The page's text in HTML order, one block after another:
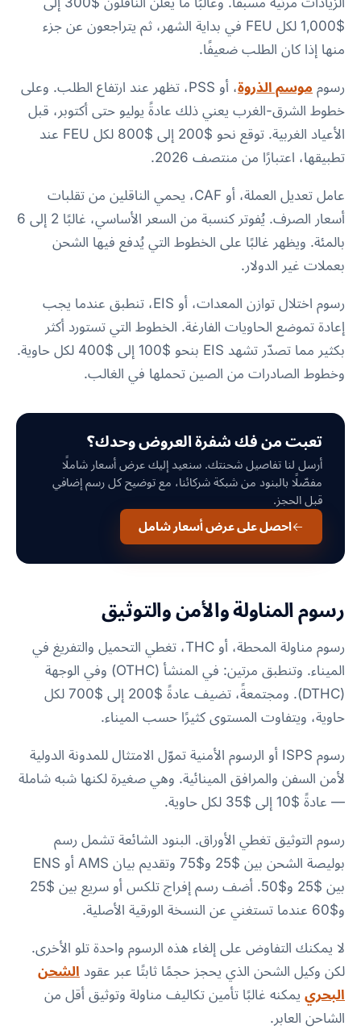
$1,000 لكل FEU في بداية الشهر، ثم يتراجعون عن جزء
منها إذا كان الطلب ضعيفًا.
رسوم موسم الذروة
، أو PSS، تظهر عند ارتفاع الطلب. وعلى
خطوط الشرق-الغرب يعني ذلك عادةً يوليو حتى أكتوبر، قبل
الأعياد الغربية. توقع نحو $200 إلى $800 لكل FEU عند
تطبيقها، اعتبارًا من منتصف 2026.
عامل تعديل العملة، أو CAF، يحمي الناقلين من تقلبات
أسعار الصرف. يُفوتر كنسبة من السعر الأساسي، غالبًا 2 إلى 6
بالمئة. ويظهر غالبًا على الخطوط التي يُدفع فيها الشحن
بعملات غير الدولار.
رسوم اختلال توازن المعدات، أو EIS، تنطبق عندما يجب
إعادة تموضع الحاويات الفارغة. الخطوط التي تستورد أكثر
بكثير مما تصدّر تشهد EIS بنحو $100 إلى $400 لكل حاوية.
وخطوط الصادرات من الصين تحملها في الغالب.
تعبت من فك شفرة العروض وحدك؟
أرسل لنا تفاصيل شحنتك. سنعيد إليك عرض أسعار شاملًا
مفصّلًا بالبنود من شبكة شركائنا، مع توضيح كل رسم إضافي
قبل الحجز.
احصل على عرض أسعار شامل
رسوم المناولة والأمن والتوثيق
رسوم مناولة المحطة، أو THC، تغطي التحميل والتفريغ في
الميناء. وتنطبق مرتين: في المنشأ (OTHC) وفي الوجهة
(DTHC). ومجتمعةً، تضيف عادةً $200 إلى $700 لكل
حاوية، ويتفاوت المستوى كثيرًا حسب الميناء.
رسوم ISPS أو الرسوم الأمنية تموّل الامتثال للمدونة الدولية
لأمن السفن والمرافق المينائية. وهي صغيرة لكنها شبه شاملة
— عادةً $10 إلى $35 لكل حاوية.
رسوم التوثيق تغطي الأوراق. البنود الشائعة تشمل رسم
بوليصة الشحن بين $25 و$75 وتقديم بيان AMS أو ENS
بين $25 و$50. أضف رسم إفراج تلكس أو سريع بين $25
و$60 عندما تستغني عن النسخة الورقية الأصلية.
لا يمكنك التفاوض على إلغاء هذه الرسوم واحدة تلو الأخرى.
لكن وكيل الشحن الذي يحجز حجمًا ثابتًا عبر عقود الشحن
البحري يمكنه غالبًا تأمين تكاليف مناولة وتوثيق أقل من
الشاحن العابر.